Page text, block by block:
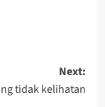
Next:
tidak kelihatan